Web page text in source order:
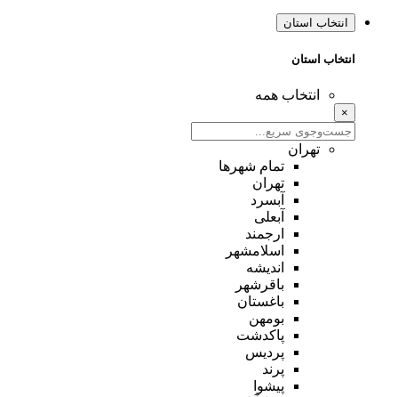
انتخاب استان
انتخاب استان
انتخاب همه
×
تهران
تمام شهر‌ها
تهران
آبسرد
آبعلی
ارجمند
اسلامشهر
اندیشه
باقرشهر
باغستان
بومهن
پاکدشت
پردیس
پرند
پیشوا